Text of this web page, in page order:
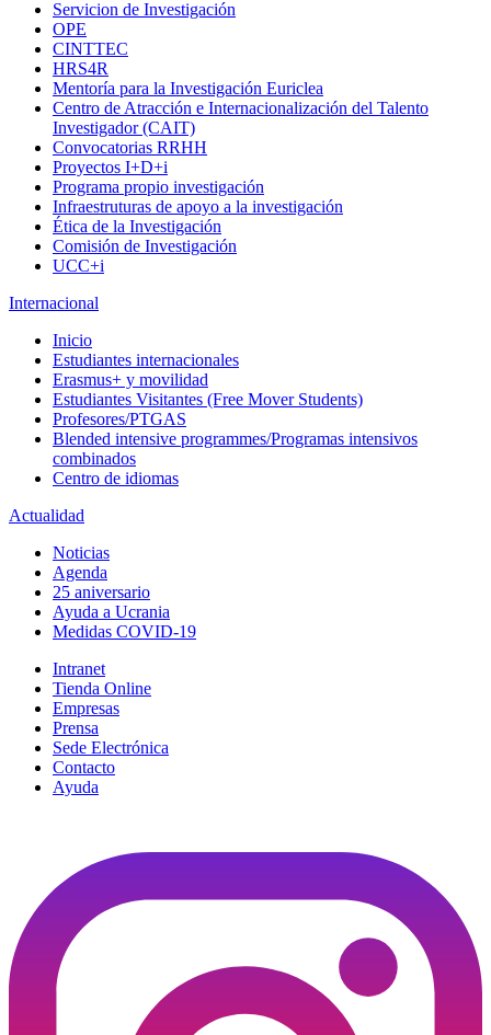
Servicion de Investigación
OPE
CINTTEC
HRS4R
Mentoría para la Investigación Euriclea
Centro de Atracción e Internacionalización del Talento
Investigador (CAIT)
Convocatorias RRHH
Proyectos I+D+i
Programa propio investigación
Infraestruturas de apoyo a la investigación
Ética de la Investigación
Comisión de Investigación
UCC+i
Internacional
Inicio
Estudiantes internacionales
Erasmus+ y movilidad
Estudiantes Visitantes (Free Mover Students)
Profesores/PTGAS
Blended intensive programmes/Programas intensivos
combinados
Centro de idiomas
Actualidad
Noticias
Agenda
25 aniversario
Ayuda a Ucrania
Medidas COVID-19
Intranet
Tienda Online
Empresas
Prensa
Sede Electrónica
Contacto
Ayuda